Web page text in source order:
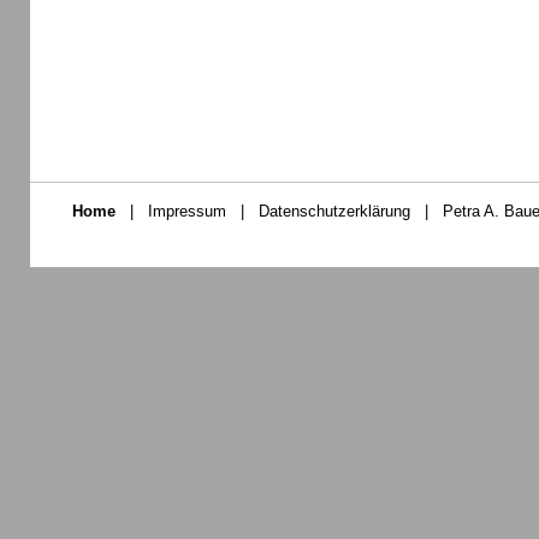
Home | Impressum | Datenschutzerklärung | Petra A.